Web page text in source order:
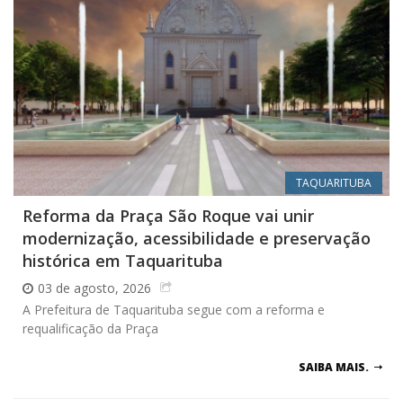
TAQUARITUBA
Reforma da Praça São Roque vai unir
modernização, acessibilidade e preservação
histórica em Taquarituba
03 de agosto, 2026
A Prefeitura de Taquarituba segue com a reforma e
requalificação da Praça
SAIBA MAIS.